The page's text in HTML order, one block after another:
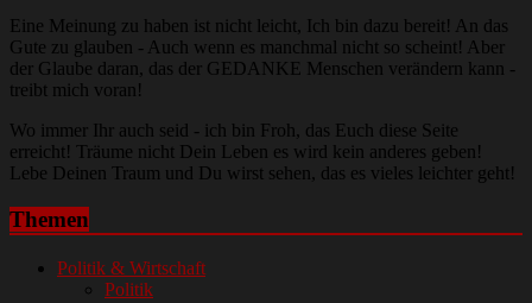
Eine Meinung zu haben ist nicht leicht, Ich bin dazu bereit! An das
Gute zu glauben - Auch wenn es manchmal nicht so scheint! Aber
der Glaube daran, das der GEDANKE Menschen verändern kann -
treibt mich voran!
Wo immer Ihr auch seid - ich bin Froh, das Euch diese Seite
erreicht! Träume nicht Dein Leben es wird kein anderes geben!
Lebe Deinen Traum und Du wirst sehen, das es vieles leichter geht!
Themen
Politik & Wirtschaft
Politik